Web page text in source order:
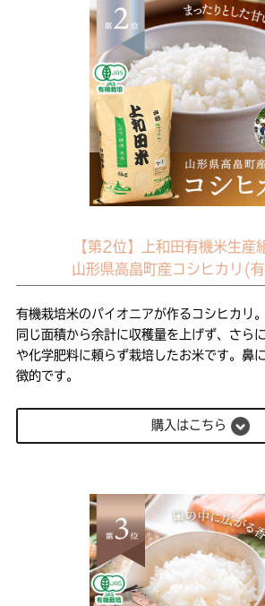
【第2位】上和田有機米生産
山形県高畠町産コシヒカリ(
有機栽培米のパイオニアが作るコシヒカリ
同じ面積から余計に収穫量を上げず、さら
や化学肥料に頼らず栽培したお米です。鼻
徴的です。
購入はこちら